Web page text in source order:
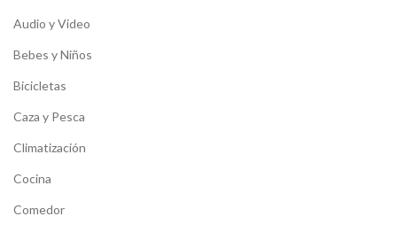
Audio y Video
Bebes y Niños
Bicicletas
Caza y Pesca
Climatización
Cocina
Comedor